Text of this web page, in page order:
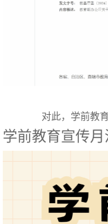
对此，学前教育
学前教育宣传月